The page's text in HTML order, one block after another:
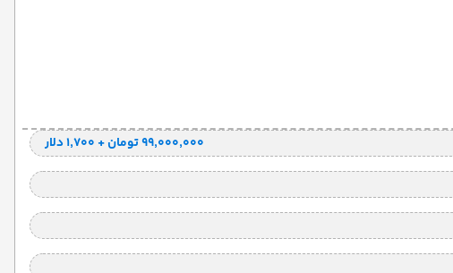
۹۹٬۰۰۰٬۰۰۰ تومان + ۱٬۷۰۰ دلار